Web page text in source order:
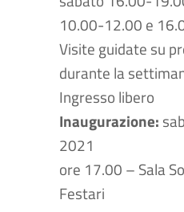
10.00-12.00 e
Visite guidate su
durante la
Ingresso libero
Inaugurazione:
2021
ore 17.00 – Sala
Festari